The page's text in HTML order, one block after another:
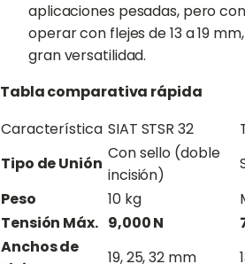
aplicaciones pesadas, pero
operar con flejes de 13 a 19
gran versatilidad.
Tabla comparativa rápida
Característica SIAT STSR 32
Tipo de Unión
Con sello (doble
incisión)
Peso
10 kg
Tensión Máx. 9,000 N
Anchos de
19, 25, 32 mm